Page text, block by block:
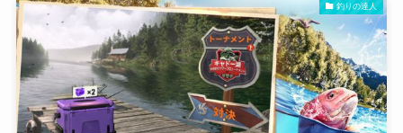
釣りの達人